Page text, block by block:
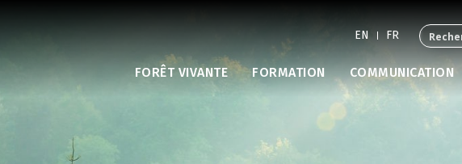
EN FR
FORÊT VIVANTE FORMATION COMMUNICATION